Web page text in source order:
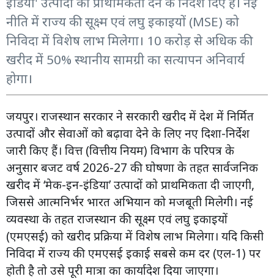
नीति में राज्य की सूक्ष्म एवं लघु इकाइयों (MSE) को
निविदा में विशेष लाभ मिलेगा। 10 करोड़ से अधिक की
खरीद में 50% स्थानीय सामग्री का सत्यापन अनिवार्य
होगा।
जयपुर। राजस्थान सरकार ने सरकारी खरीद में देश में निर्मित
उत्पादों और सेवाओं को बढ़ावा देने के लिए नए दिशा-निर्देश
जारी किए हैं। वित्त (वित्तीय नियम) विभाग के परिपत्र के
अनुसार बजट वर्ष 2026-27 की घोषणा के तहत सार्वजनिक
खरीद में ‘मेक-इन-इंडिया’ उत्पादों को प्राथमिकता दी जाएगी,
जिससे आत्मनिर्भर भारत अभियान को मजबूती मिलेगी। नई
व्यवस्था के तहत राजस्थान की सूक्ष्म एवं लघु इकाइयों
(एमएसई) को खरीद प्रक्रिया में विशेष लाभ मिलेगा। यदि किसी
निविदा में राज्य की एमएसई इकाई सबसे कम दर (एल-1) पर
होती है तो उसे पूरी मात्रा का कार्यादेश दिया जाएगा।